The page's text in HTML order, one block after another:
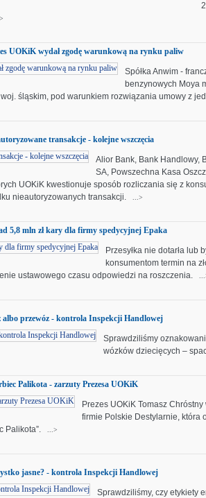
UOKiK wydał zgodę warunkową na rynku paliw
Spółka Anwim -
benzynowych Moya
woj. śląskim, pod warunkiem rozwiązania umowy z
transakcje - kolejne wszczęcia
Alior Bank, Bank Handlowy,
SA, Powszechna Kasa
UOKiK kwestionuje sposób rozliczania się z
nieautoryzowanych transakcji.
...>
5,8 mln zł kary dla firmy spedycyjnej Epaka
Przesyłka nie dotarła lub
konsumentom termin na
ustawowego czasu odpowiedzi na roszczenia.
albo przewóz - kontrola Inspekcji Handlowej
Sprawdziliśmy
wózków dziecięcych –
Palikota - zarzuty Prezesa UOKiK
Prezes UOKiK Tomasz
firmie Polskie Destylarnie, która
Palikota”.
...>
jasne? - kontrola Inspekcji Handlowej
Sprawdziliśmy, czy etykiety